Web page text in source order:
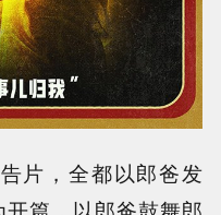
片，全都以郎爸发